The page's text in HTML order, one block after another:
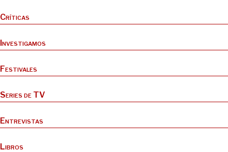
Críticas
Investigamos
Festivales
Series de TV
Entrevistas
Libros